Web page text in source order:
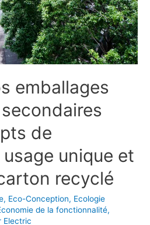
emballages
de
unique et
recyclé
, Eco-Conception, Ecologie
de la fonctionnalité,
Electric